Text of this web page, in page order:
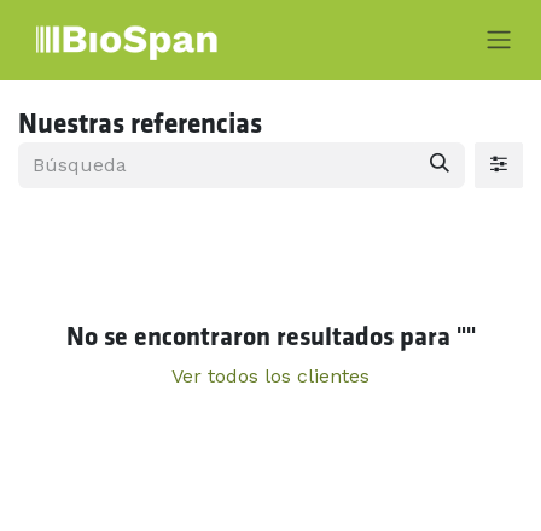
Nuestras referencias
No se encontraron resultados para ""
Ver todos los clientes